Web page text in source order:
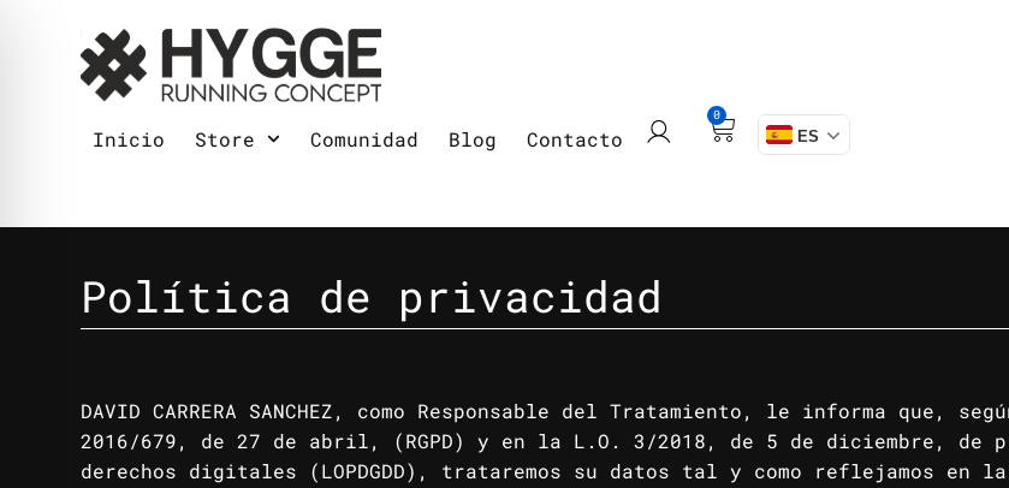
Inicio Store Comunidad Blog Contacto
0
ES
Política de privacidad
DAVID CARRERA SANCHEZ, como Responsable del Tratamiento, le informa que,
2016/679, de 27 de abril, (RGPD) y en la L.O. 3/2018, de 5 de diciembre, de
derechos digitales (LOPDGDD), trataremos su datos tal y como reflejamos en